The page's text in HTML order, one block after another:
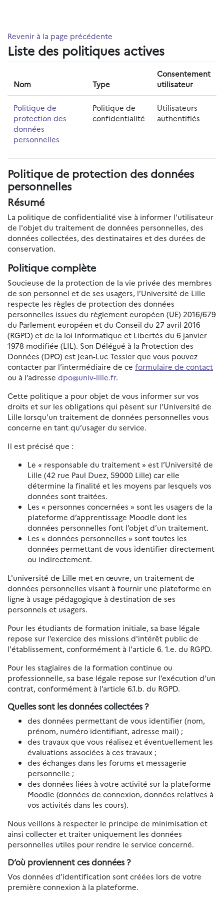
Revenir à la page précédente
Liste des politiques actives
Nom Type
Consentement
utilisateur
Politique de
protection des
données
personnelles
Politique de
confidentialité
Utilisateurs
authentifiés
Politique de protection des données
personnelles
Résumé
La politique de confidentialité vise à informer l'utilisateur
de l'objet du traitement de données personnelles, des
données collectées, des destinataires et des durées de
conservation.
Politique complète
Soucieuse de la protection de la vie privée des membres
de son personnel et de ses usagers, l’Université de Lille
respecte les règles de protection des données
personnelles issues du règlement européen (UE) 2016/679
du Parlement européen et du Conseil du 27 avril 2016
(RGPD) et de la loi Informatique et Libertés du 6 janvier
1978 modifiée (LIL). Son Délégué à la Protection des
Données (DPO) est Jean-Luc Tessier que vous pouvez
contacter par l’intermédiaire de ce formulaire de contact
ou à l’adresse dpo@univ-lille.fr.
Cette politique a pour objet de vous informer sur vos
droits et sur les obligations qui pèsent sur l’Université de
Lille lorsqu’un traitement de données personnelles vous
concerne en tant qu’usager du service.
Il est précisé que :
Le « responsable du traitement » est l’Université de
Lille (42 rue Paul Duez, 59000 Lille) car elle
détermine la finalité et les moyens par lesquels vos
données sont traitées.
Les « personnes concernées » sont les usagers de la
plateforme d’apprentissage Moodle dont les
données personnelles font l’objet d’un traitement.
Les « données personnelles » sont toutes les
données permettant de vous identifier directement
ou indirectement.
L'université de Lille met en œuvre, un traitement de
données personnelles visant à fournir une plateforme en
ligne à usage pédagogique à destination de ses
personnels et usagers.
Pour les étudiants de formation initiale, sa base légale
repose sur l’exercice des missions d'intérêt public de
l'établissement, conformément à l'article 6. 1.e. du RGPD.
Pour les stagiaires de la formation continue ou
professionnelle, sa base légale repose sur l’exécution d’un
contrat, conformément à l’article 6.1.b. du RGPD.
Quelles sont les données collectées ?
des données permettant de vous identifier (nom,
prénom, numéro identifiant, adresse mail) ;
des travaux que vous réalisez et éventuellement les
évaluations associées à ces travaux ;
des échanges dans les forums et messagerie
personnelle ;
des données liées à votre activité sur la plateforme
Moodle (données de connexion, données relatives à
vos activités dans les cours).
Nous veillons à respecter le principe de minimisation et
ainsi collecter et traiter uniquement les données
personnelles utiles pour rendre le service concerné.
D’où proviennent ces données ?
Vos données d’identification sont créées lors de votre
première connexion à la plateforme.